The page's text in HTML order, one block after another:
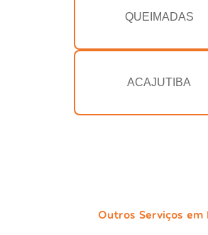
QUEIMADAS
ACAJUTIBA
Outros Serviços em